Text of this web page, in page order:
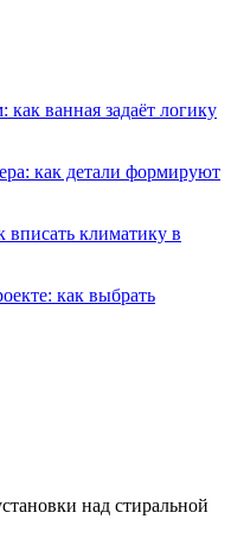
ванная задаёт логику
как детали формируют
вписать климатику в
как выбрать
над стиральной